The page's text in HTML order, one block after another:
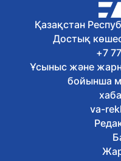
Қазақстан
Достық
+7
Ұсыныс және
бойынша
va-